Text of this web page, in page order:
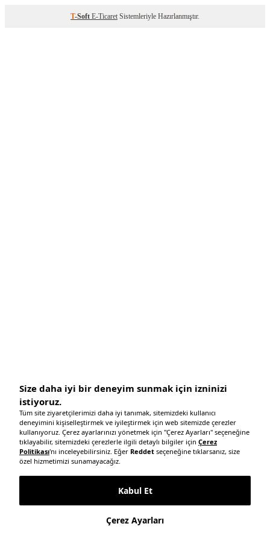
T-Soft E-Ticaret Sistemleriyle Hazırlanmıştır.